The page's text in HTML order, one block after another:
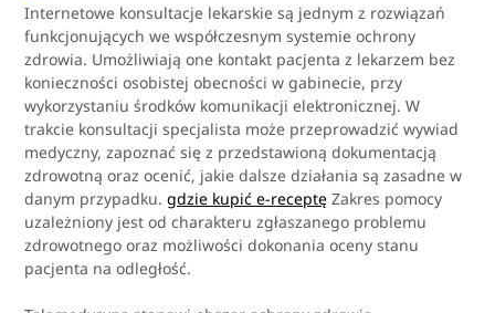
Internetowe konsultacje lekarskie są jednym z rozwiązań
funkcjonujących we współczesnym systemie ochrony
zdrowia. Umożliwiają one kontakt pacjenta z lekarzem bez
konieczności osobistej obecności w gabinecie, przy
wykorzystaniu środków komunikacji elektronicznej. W
trakcie konsultacji specjalista może przeprowadzić wywiad
medyczny, zapoznać się z przedstawioną dokumentacją
zdrowotną oraz ocenić, jakie dalsze działania są zasadne w
danym przypadku.gdzie kupić e-receptę Zakres pomocy
uzależniony jest od charakteru zgłaszanego problemu
zdrowotnego oraz możliwości dokonania oceny stanu
pacjenta na odległość.